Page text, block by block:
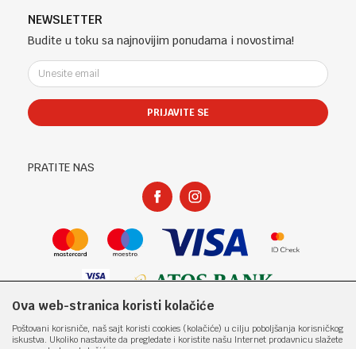
Telefon (uprava firme Sladaboni d.o.o)
051 303 460
e-knjizara@knjizarakultura.com
Račun
400965310005
Kontakt
Klub povjerenja "Knjižara Kultura"
Politika privatnosti
Kako kupiti
Načini plaćanja
Plaćanje karticama
Isporuka
Zamjena veličine i zamjena artikla za drugi
Povraćaj sredstava
NEWSLETTER
Budite u toku sa najnovijim ponudama i novostima!
PRIJAVITE SE
PRATITE NAS
Nastojimo da budemo što precizniji u opisu proizvoda, prikazu slika i samih
cijena, ali ne možemo garantovati da su sve informacije kompletne i bez
Ova web-stranica koristi kolačiće
Poštovani korisniče, naš sajt koristi cookies (kolačiće) u cilju poboljšanja korisničkog
iskustva. Ukoliko nastavite da pregledate i koristite našu Internet prodavnicu slažete